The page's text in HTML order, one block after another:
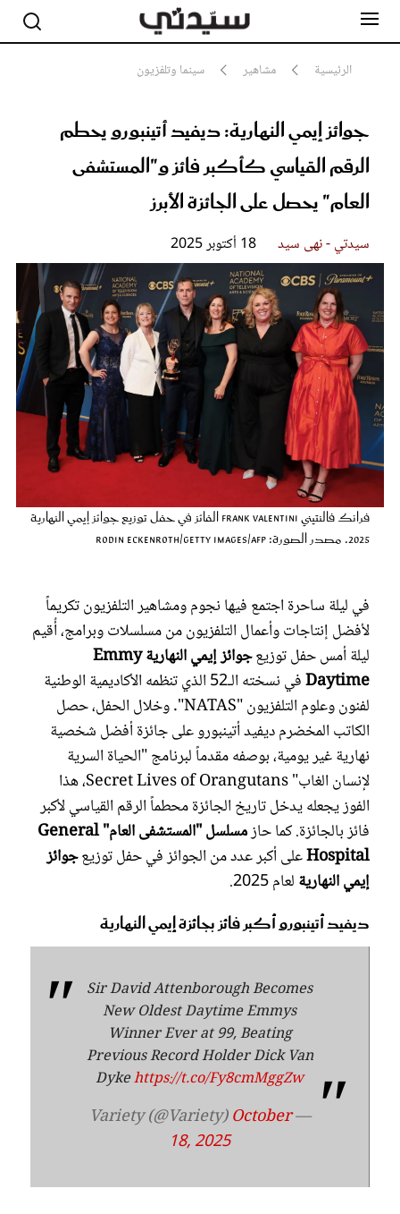
الرئيسية مشاهير سينما وتلفزيون
جوائز إيمي النهارية: ديفيد أتينبورو يحطم
الرقم القياسي كأكبر فائز و"المستشفى
العام" يحصل على الجائزة الأبرز
سيدتي - نهى سيد 18 أكتوبر 2025
فرانك فالنتيني Frank Valentini الفائز في حفل توزيع جوائز إيمي النهارية
2025. مصدر الصورة: Rodin Eckenroth/Getty Images/AFP
في ليلة ساحرة اجتمع فيها نجوم ومشاهير التلفزيون تكريماً
لأفضل إنتاجات وأعمال التلفزيون من مسلسلات وبرامج، أُقيم
ليلة أمس حفل توزيعجوائز إيمي
النهارية Emmy
Daytime
في نسخته الـ52 الذي تنظمه الأكاديمية الوطنية
لفنون وعلوم التلفزيون "NATAS". وخلال الحفل، حصل
الكاتب المخضرم ديفيد أتينبورو على جائزة أفضل شخصية
نهارية غير يومية، بوصفه مقدماً لبرنامج "الحياة السرية
لإنسان الغاب" Secret Lives of Orangutans، هذا
الفوز يجعله يدخل تاريخ الجائزة محطماً الرقم القياسي لأكبر
فائز بالجائزة. كما حاز
مسلسل "المستشفى العام" General
Hospitalعلى أكبر عدد من الجوائز في حفل توزيعجوائز
إيمي النهارية لعام 2025.
ديفيد أتينبورو أكبر فائز بجائزة إيمي النهارية
Sir David Attenborough Becomes
New Oldest Daytime Emmys
Winner Ever at 99, Beating
Previous Record Holder Dick Van
Dykehttps://t.co/Fy8cmMggZw
— Variety (@Variety)
October
18, 2025
مشاهير
أناقة
جمال
سيدتي وطفلك
بلس+
مطبخ سيدتي
مقالات الرأي
ستايل
تقارير
عروس سيدتي
مجلة سيدتي
غلاف رفمي